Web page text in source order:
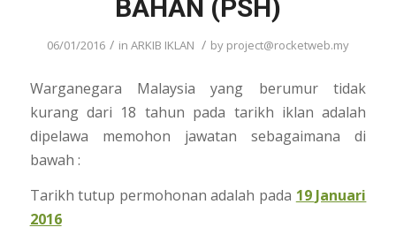
BAHAN (PSH)
06/01/2016 / in ARKIB IKLAN / by project@rocketweb.my
Warganegara Malaysia yang berumur tidak
kurang dari 18 tahun pada tarikh iklan adalah
dipelawa memohon jawatan sebagaimana di
bawah :
Tarikh tutup permohonan adalah pada 19 Januari
2016